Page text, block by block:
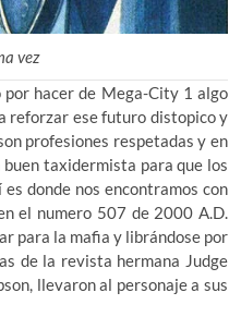
vez
por hacer de Mega-City 1 algo
reforzar ese futuro distopico y
profesiones respetadas y en
taxidermista para que los
donde nos encontramos con
el numero 507 de 2000 A.D.
para la mafia y librándose por
de la revista hermana Judge
llevaron al personaje a sus